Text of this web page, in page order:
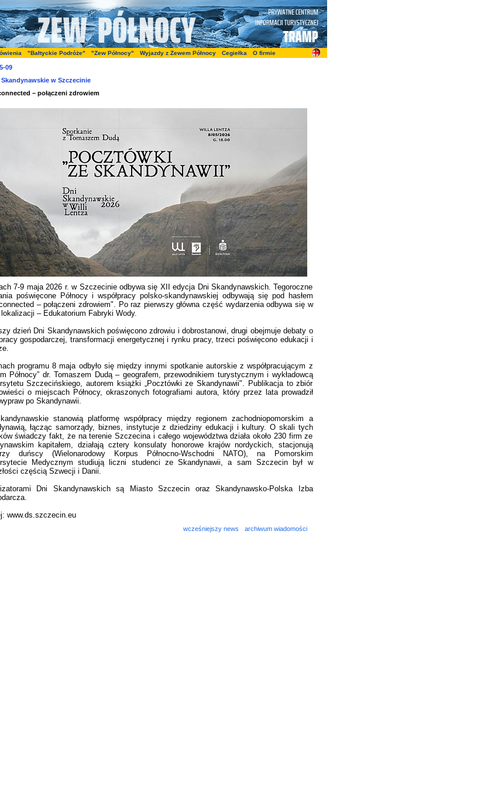
"Bałtyckie Podróże" "Zew Północy" Wyjazdy z Zewem Północy Cegiełka O firmie
09
Skandynawskie w Szczecinie
– połączeni zdrowiem
7-9 maja 2026 r. w Szczecinie odbywa się XII edycja Dni Skandynawskich. Tegoroczne
poświęcone Północy i współpracy polsko-skandynawskiej odbywają się pod hasłem
– połączeni zdrowiem". Po raz pierwszy główna część wydarzenia odbywa się w
– Edukatorium Fabryki Wody.
dzień Dni Skandynawskich poświęcono zdrowiu i dobrostanowi, drugi obejmuje debaty o
gospodarczej, transformacji energetycznej i rynku pracy, trzeci poświęcono edukacji i
programu 8 maja odbyło się między innymi spotkanie autorskie z współpracującym z
Północy” dr. Tomaszem Dudą – geografem, przewodnikiem turystycznym i wykładowcą
Szczecińskiego, autorem książki „Pocztówki ze Skandynawii". Publikacja to zbiór
o miejscach Północy, okraszonych fotografiami autora, który przez lata prowadził
po Skandynawii.
stanowią platformę współpracy między regionem zachodniopomorskim a
łącząc samorządy, biznes, instytucje z dziedziny edukacji i kultury. O skali tych
świadczy fakt, że na terenie Szczecina i całego województwa działa około 230 firm ze
kapitałem, działają cztery konsulaty honorowe krajów nordyckich, stacjonują
duńscy (Wielonarodowy Korpus Północno-Wschodni NATO), na Pomorskim
Medycznym studiują liczni studenci ze Skandynawii, a sam Szczecin był w
częścią Szwecji i Danii.
Dni Skandynawskich są Miasto Szczecin oraz Skandynawsko-Polska Izba
www.ds.szczecin.eu
wcześniejszy news archiwum wiadomości